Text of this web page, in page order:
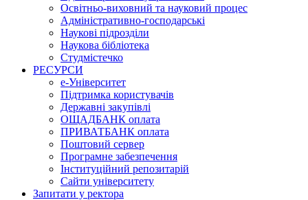
Освітньо-виховний та науковий процес
Адміністративно-господарські
Наукові підрозділи
Наукова бібліотека
Студмістечко
РЕСУРСИ
е-Університет
Підтримка користувачів
Державні закупівлі
ОЩАДБАНК оплата
ПРИВАТБАНК оплата
Поштовий сервер
Програмне забезпечення
Інституційний репозитарій
Сайти університету
Запитати у ректора